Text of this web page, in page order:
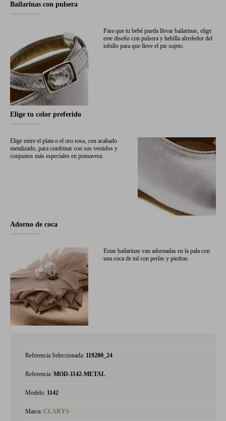
Bailarinas con pulsera
Para que tu bebé pueda llevar bailarinas, elige
este diseño con pulsera y hebilla alrededor del
tobillo para que lleve el pie sujeto.
Elige tu color preferido
Elige entre el plata o el oro rosa, con acabado
metalizado, para combinar con sus vestidos y
conjuntos más especiales en primavera.
Adorno de coca
Estas bailarinas van adornadas en la pala con
una coca de tul con perlas y piedras.
Referencia Seleccionada: 119200_24
Referencia: MOD-1142-METAL
Modelo: 1142
Marca: CLARYS